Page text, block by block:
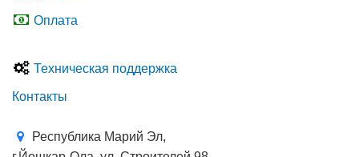
Оплата
Техническая поддержка
Контакты
Республика Марий Эл,